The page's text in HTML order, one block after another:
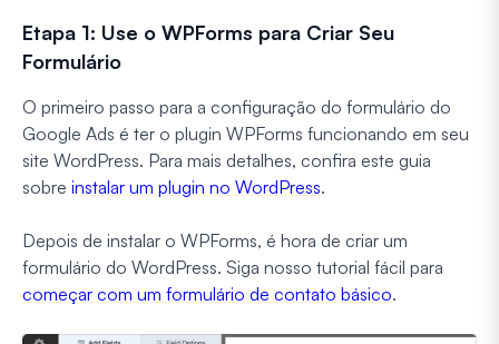
Etapa 1: Use o WPForms para Criar Seu
Formulário
O primeiro passo para a configuração do formulário do
Google Ads é ter o plugin WPForms funcionando em seu
site WordPress. Para mais detalhes, confira este guia
sobre instalar um plugin no WordPress.
Depois de instalar o WPForms, é hora de criar um
formulário do WordPress. Siga nosso tutorial fácil para
começar com um formulário de contato básico.